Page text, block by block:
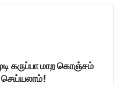
கருப்பா மாற கொஞ்சம்